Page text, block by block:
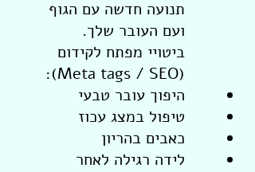
תנועה חדשה עם הגוף
ועם העובר שלך.
ביטויי מפתח לקידום
(Meta tags / SEO):
היפוך עובר טבעי
טיפול במצג עכוז
כאבים בהריון
לידה רגילה לאחר